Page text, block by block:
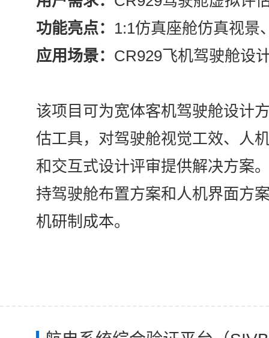
功能亮点： 1:1仿真座舱仿真视景
应用场景： CR929飞机驾驶舱设
该项目可为宽体客机驾驶舱设计
估工具，对驾驶舱视觉工效、人
和交互式设计评审提供解决方案
持驾驶舱布置方案和人机界面方
机研制成本。